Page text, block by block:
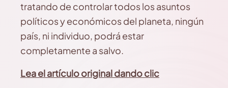
tratando de controlar todos los asuntos
políticos y económicos del planeta, ningún
país, ni individuo, podrá estar
completamente a salvo.
Lea el artículo original dando clic